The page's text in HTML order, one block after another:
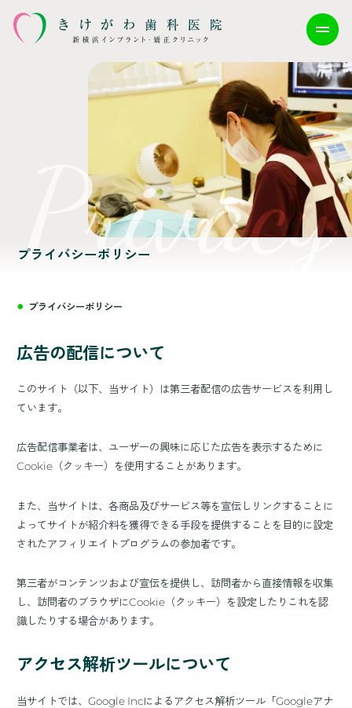
プライバシーポリシー
プライバシーポリシー
広告の配信について
このサイト（以下、当サイト）は第三者配信の広告サービスを利用し
ています。
広告配信事業者は、ユーザーの興味に応じた広告を表示するために
Cookie（クッキー）を使用することがあります。
また、当サイトは、各商品及びサービス等を宣伝しリンクすることに
よってサイトが紹介料を獲得できる手段を提供することを目的に設定
されたアフィリエイトプログラムの参加者です。
第三者がコンテンツおよび宣伝を提供し、訪問者から直接情報を収集
し、訪問者のブラウザにCookie（クッキー）を設定したりこれを認
識したりする場合があります。
アクセス解析ツールについて
当サイトでは、Google Incによるアクセス解析ツール「Googleアナ